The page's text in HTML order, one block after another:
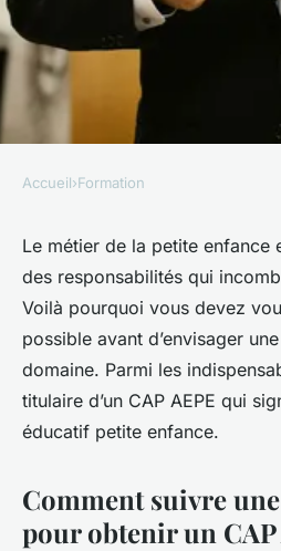
CAP AEPE, un
indispensable
métier de la
Nathalie•6 mai 2025• 3 min de
Accueil›Formation
Le métier de la petite enfance
des responsabilités qui
Voilà pourquoi vous devez
possible avant d’envisager
domaine. Parmi les
titulaire d’un CAP AEPE qui
éducatif petite enfance.
Comment suivre
pour obtenir un CAP